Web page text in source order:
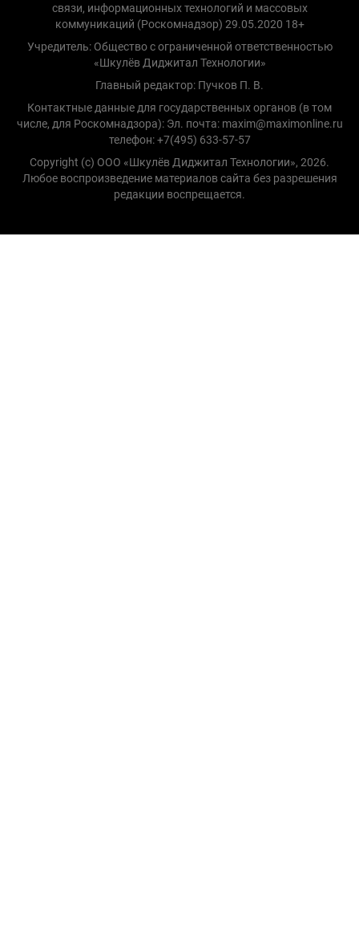
связи, информационных технологий и массовых
коммуникаций (Роскомнадзор) 29.05.2020 18+
Учредитель: Общество с ограниченной ответственностью
«Шкулёв Диджитал Технологии»
Главный редактор: Пучков П. В.
Контактные данные для государственных органов (в том
числе, для Роскомнадзора): Эл. почта: maxim@maximonline.ru
телефон: +7(495) 633-57-57
Copyright (с) ООО «Шкулёв Диджитал Технологии», 2026.
Любое воспроизведение материалов сайта без разрешения
редакции воспрещается.